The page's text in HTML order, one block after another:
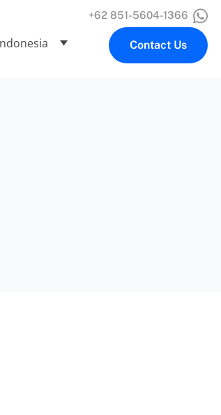
+62 851-5604-1366
Contact Us